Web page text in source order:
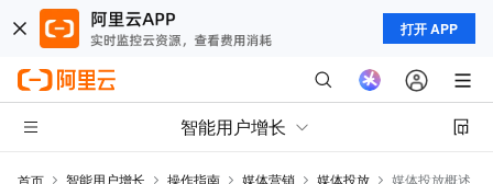
打开 APP
智能用户增长
首页 智能用户增长 操作指南 媒体营销 媒体投放 媒体投放概述